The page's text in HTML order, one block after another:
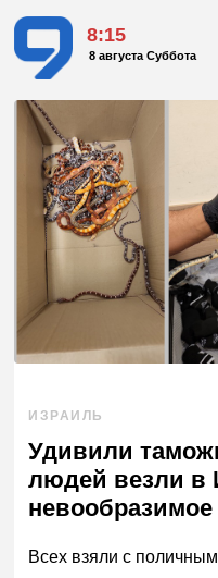
8:15
8 августа Суббота
ИЗРАИЛЬ
Удивили
людей везли в
невообразимое
Всех взяли с